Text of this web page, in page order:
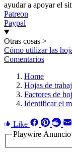
ayudar a apoyar el
Patreon
Paypal
Otras cosas >
Cómo utilizar las
Comentarios
Home
Hojas de
Factores de
Identificar el
Like
Playwire Anuncio